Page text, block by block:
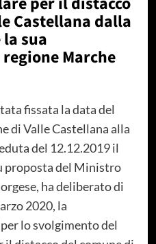
Castellana dalla
sua
Marche
fissata la data del
di Valle Castellana alla
del 12.12.2019 il
proposta del Ministro
ha deliberato di
2020, la
lo svolgimento del